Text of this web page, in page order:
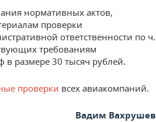
нормативных актов,
проверки
ответственности по ч.
требованиям
размере 30 тысяч рублей.
проверки всех авиакомпаний.
Вадим Вахрушев